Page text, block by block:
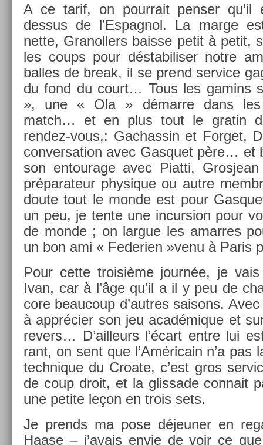
A ce tarif, on pour­rait pens­er qu’il
dessus de l’Es­pagnol. La marge
nette, Granoll­ers bais­se petit à petit,
les coups pour déstabilis­er notre
bal­les de break, il se prend ser­vice
du fond du court… Tous les gamins
», une « Ola » démarre dans
match… et en plus tout le gratin
rendez-vous,: Gac­hassin et For­get,
con­ver­sa­tion avec Gas­quet père… et
son en­tourage avec Piat­ti,
préparateur physique ou autre
doute tout le monde est pour
un peu, je tente une in­curs­ion pour
de monde ; on lar­gue les amar­res
un bon ami « Federi­en »venu à Paris
Pour cette troisiè­me journée, je
Ivan, car à l’âge qu’il a il y peu de
core be­aucoup d’aut­res saisons.
à apprécier son jeu académique et
re­v­ers… D’ail­leurs l’écart entre lui
rant, on sent que l’Américain n’a pas
tech­nique du Croate, c’est gros
de coup droit, et la glis­sade con­nait
une petite leçon en trois sets.
Je pre­nds ma pose déjeun­er en
Haase – j’avais envie de voir ce